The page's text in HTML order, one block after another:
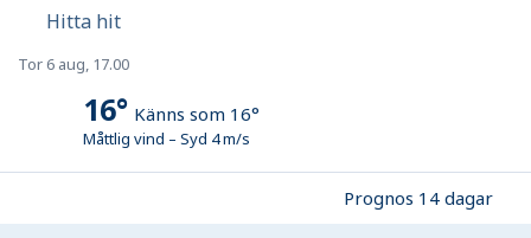
Hitta hit
Tor 6 aug, 17.00
16° Känns som 16°
Måttlig vind – Syd 4m/s
Prognos 14 dagar